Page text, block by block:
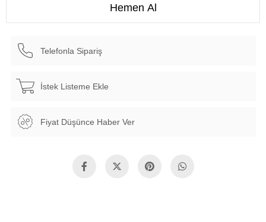
Telefonla Sipariş
İstek Listeme Ekle
Fiyat Düşünce Haber Ver